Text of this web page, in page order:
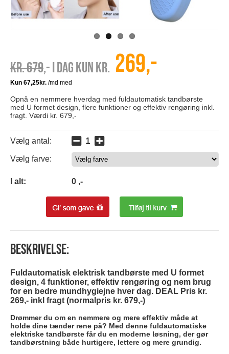
Kr. 679,- I dag kun kr. 269,-
Opnå en nemmere hverdag med fuldautomatisk tandbørste
med U formet design, flere funktioner og effektiv rengøring inkl.
fragt. Værdi kr. 679,-
Vælg antal:
Vælg farve:
I alt: 0 ,-
Beskrivelse:
Fuldautomatisk elektrisk tandbørste med U formet
design, 4 funktioner, effektiv rengøring og nem brug
for en bedre mundhygiejne hver dag. DEAL Pris kr.
269,- inkl fragt (normalpris kr. 679,-)
Drømmer du om en nemmere og mere effektiv måde at
holde dine tænder rene på? Med denne fuldautomatiske
elektriske tandbørste får du en moderne løsning, der gør
tandbørstning både hurtigere, lettere og mere grundig.